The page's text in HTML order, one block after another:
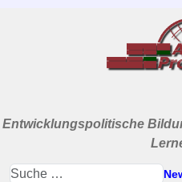
Entwicklungspolitische